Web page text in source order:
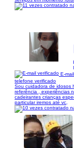
E-
telefone verificado
Sou cuidadora de idosos
referência , experiências
cadeirantes crianças
particular iremos até vc,